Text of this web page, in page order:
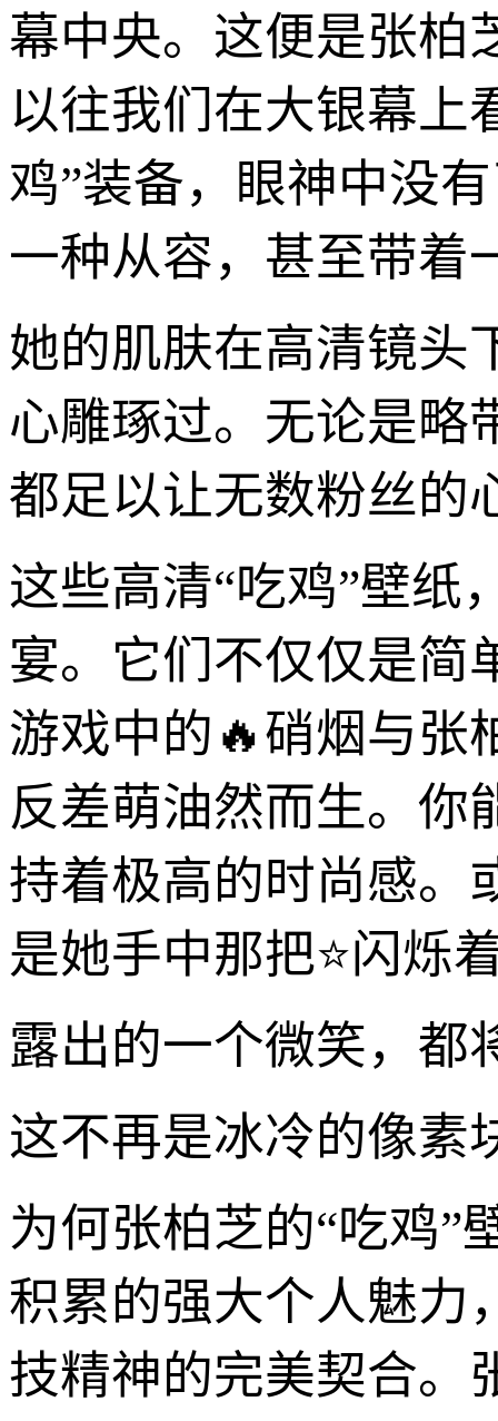
幕中央。这便是张柏
以往我们在大银幕上
鸡”装备，眼神中没
一种从容，甚至带着
她的肌肤在高清镜头
心雕琢过。无论是略
都足以让无数粉丝的
这些高清“吃鸡”壁纸
宴。它们不仅仅是简
游戏中的🔥硝烟与张
反差萌油然而生。你
持着极高的时尚感。
是她手中那把⭐闪烁
露出的一个微笑，都
这不再是冰冷的像素
为何张柏芝的“吃鸡”
积累的强大个人魅力
技精神的完美契合。